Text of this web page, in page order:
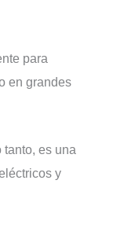
para
en grandes
tanto, es una
y